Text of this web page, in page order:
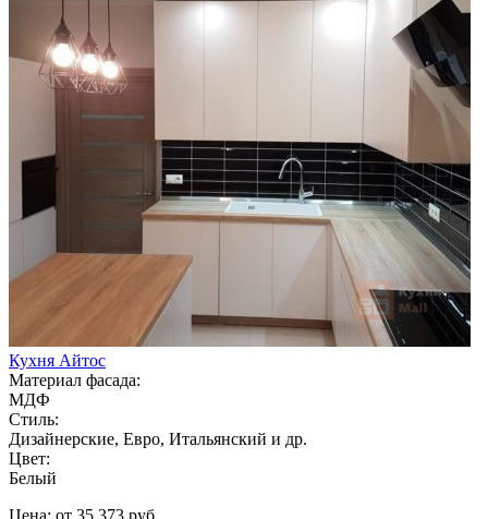
Кухня Айтос
Материал фасада:
МДФ
Стиль:
Дизайнерские, Евро, Итальянский и др.
Цвет:
Белый
Цена: от 35 373 руб.